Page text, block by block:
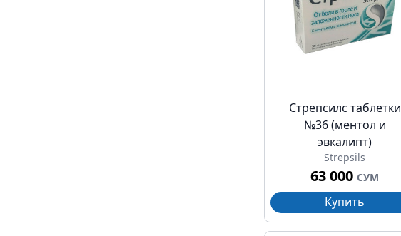
Стрепсилс таблетки
№36 (ментол и
эвкалипт)
Strepsils
63 000 СУМ
Купить